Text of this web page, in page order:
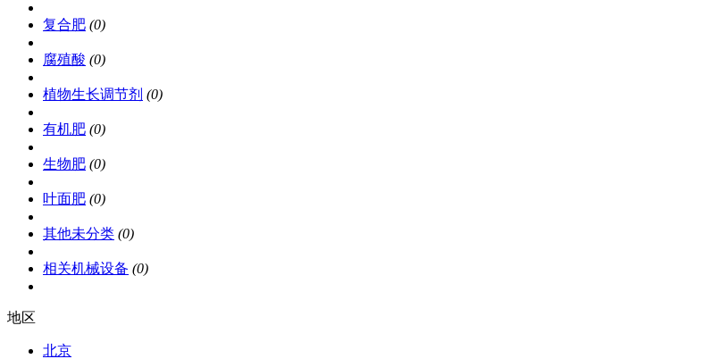
复合肥 (0)
腐殖酸 (0)
植物生长调节剂 (0)
有机肥 (0)
生物肥 (0)
叶面肥 (0)
其他未分类 (0)
相关机械设备 (0)
地区
北京